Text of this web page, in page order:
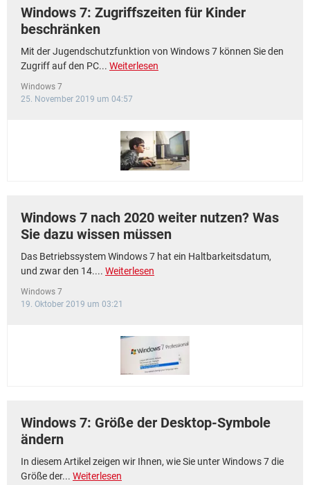
Windows 7: Zugriffszeiten für Kinder
beschränken
Mit der Jugendschutzfunktion von Windows 7 können Sie den
Zugriff auf den PC... Weiterlesen
Windows 7
25. November 2019 um 04:57
Windows 7 nach 2020 weiter nutzen? Was
Sie dazu wissen müssen
Das Betriebssystem Windows 7 hat ein Haltbarkeitsdatum,
und zwar den 14.... Weiterlesen
Windows 7
19. Oktober 2019 um 03:21
Windows 7: Größe der Desktop-Symbole
ändern
In diesem Artikel zeigen wir Ihnen, wie Sie unter Windows 7 die
Größe der... Weiterlesen